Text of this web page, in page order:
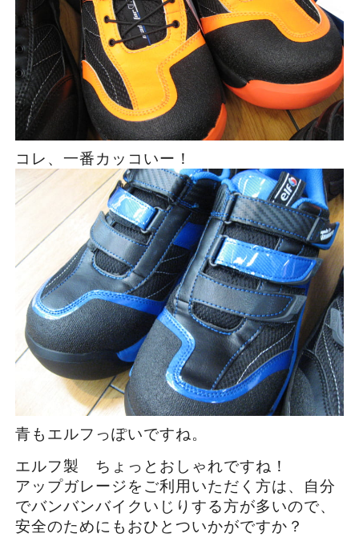
コレ、一番カッコいー！
青もエルフっぽいですね。
エルフ製 ちょっとおしゃれですね！
アップガレージをご利用いただく方は、自分
でバンバンバイクいじりする方が多いので、
安全のためにもおひとついかがですか？